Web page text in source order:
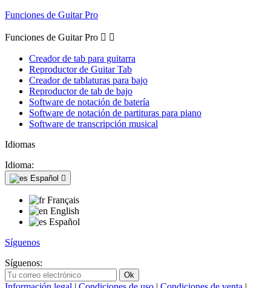
Funciones de Guitar Pro
Funciones de Guitar Pro  
Creador de tab para guitarra
Reproductor de Guitar Tab
Creador de tablaturas para bajo
Reproductor de tab de bajo
Software de notación de batería
Software de notación de partituras para piano
Software de transcripción musical
Idiomas
Idioma:
Español 
Français
English
Español
Síguenos
Síguenos: